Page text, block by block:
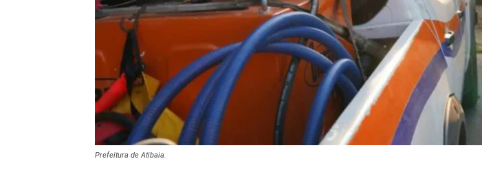
Prefeitura de Atibaia.